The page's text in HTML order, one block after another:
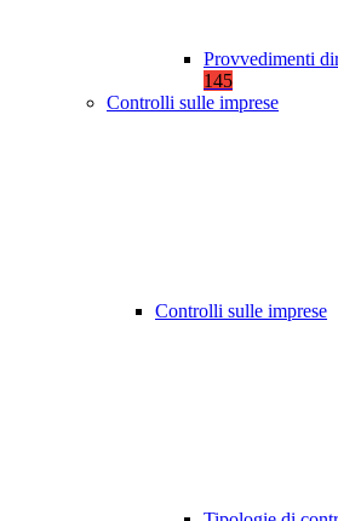
Provvedimenti
145
Controlli sulle imprese
Controlli sulle imprese